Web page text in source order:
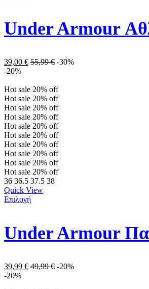
39,00 € 55,99€ -30%
-20%
Hot sale 20% off
Hot sale 20% off
Hot sale 20% off
Hot sale 20% off
Hot sale 20% off
Hot sale 20% off
Hot sale 20% off
Hot sale 20% off
Hot sale 20% off
Hot sale 20% off
36 36.5 37.5 38
Quick View
Επιλογή
39,99 € 49,99€ -20%
-20%